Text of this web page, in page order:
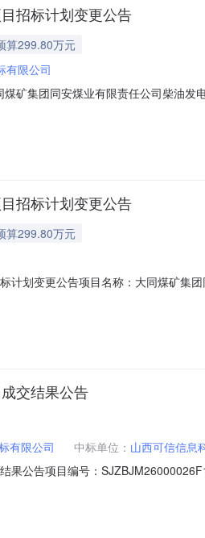
招标计划变更公告
算299.80万元
有限公司
矿集团同安煤业有限责任公司柴油
煤集团招标有限公司十一、行政监督
招标计划变更公告
算299.80万元
计划变更公告项目名称：大同煤矿集
安煤业有限责任公司建设内容及规
交结果公告
有限公司 中标单位： 山西可信信息
果公告项目编号：
话：0351-7955111采购代理机构项